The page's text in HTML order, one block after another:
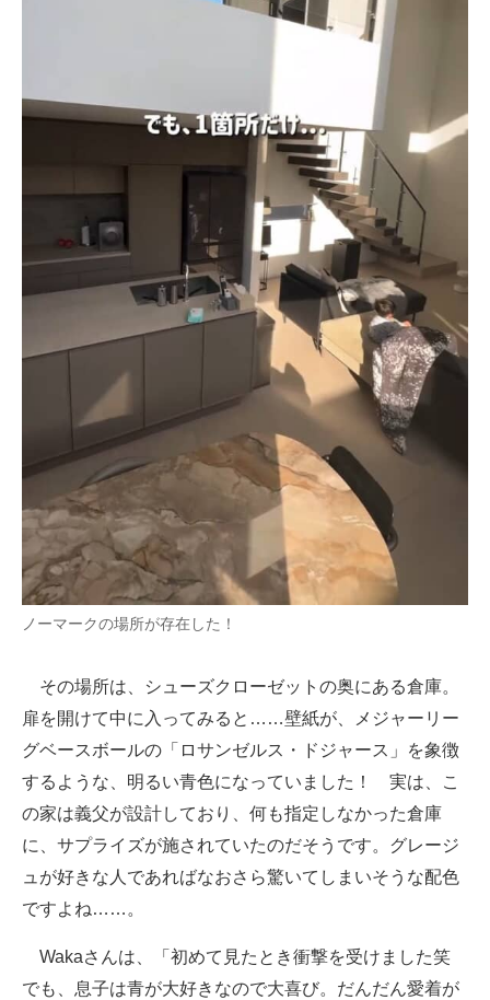
ノーマークの場所が存在した！
その場所は、シューズクローゼットの奥にある倉庫。
扉を開けて中に入ってみると……壁紙が、メジャーリー
グベースボールの「ロサンゼルス・ドジャース」を象徴
するような、明るい青色になっていました！ 実は、こ
の家は義父が設計しており、何も指定しなかった倉庫
に、サプライズが施されていたのだそうです。グレージ
ュが好きな人であればなおさら驚いてしまいそうな配色
ですよね……。
Wakaさんは、「初めて見たとき衝撃を受けました笑
でも、息子は青が大好きなので大喜び。だんだん愛着が